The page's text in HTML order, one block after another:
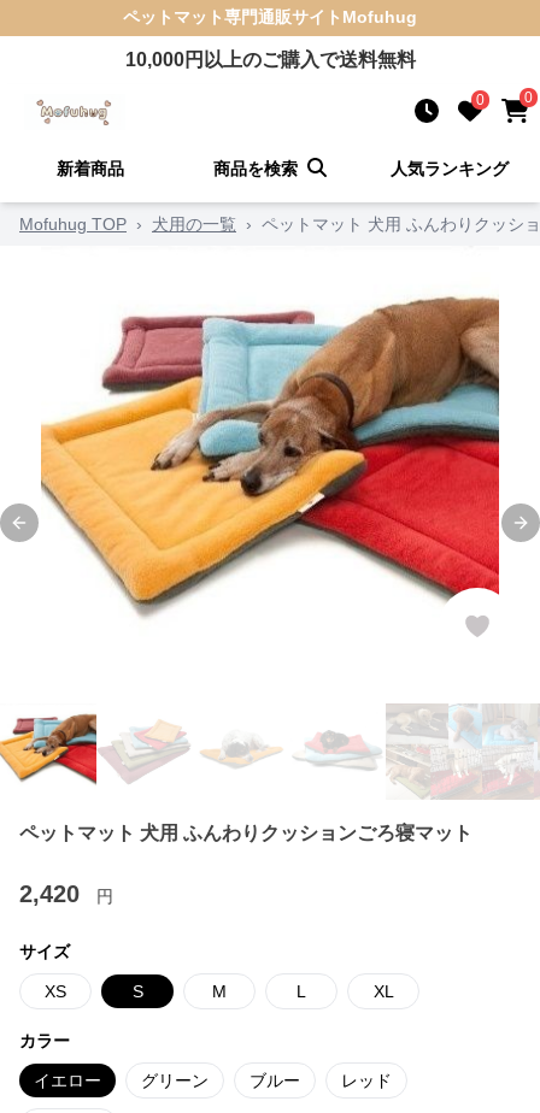
ペットマット専門通販サイト Mofuhug
10,000円以上のご購入で送料無料
0 0
新着商品 商品を検索 人気ランキング
Mofuhug TOP › 犬用の一覧 › ペットマット 犬用 ふんわりクッシ
Previous slide
ペットマット 犬用 ふんわりクッションごろ寝マット
2,420 円
サイズ
XS S M L XL
カラー
イエロー グリーン ブルー レッド